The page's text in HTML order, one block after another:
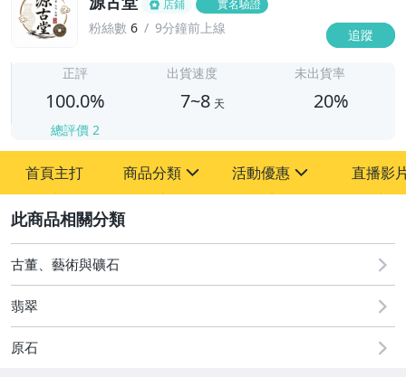
店鋪 實名驗證
粉絲數 6 9分鐘前上線 追蹤
正評
100.0%
總評價 2
出貨速度
7~8 天
未出貨率
20%
首頁主打 商品分類
其它
活動優惠
[全店] 周年慶
[全店] 粉絲專享
直播影
古董、藝術與礦石
翡翠
原石